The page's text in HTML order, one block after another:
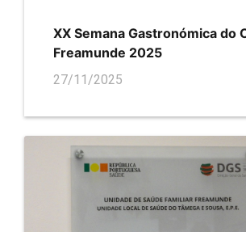
XX Semana Gastronómica do
Freamunde 2025
27/11/2025